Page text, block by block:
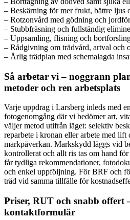
– Beskärning för mer frukt, bättre ljus
– Rotzonvård med gödning och
– Stubbfräsning och fullständig
– Uppsamling, flisning och
– Rådgivning om trädvård, artval och
– Årlig trädplan med schemalagda
Så arbetar vi – noggrann
metoder och ren arbetsplats
Varje uppdrag i Larsberg inleds med
fotogenomgång där vi bedömer art,
väljer metod utifrån läget: selektiv
reparbete i kronan eller arbete med lift
markpåverkan. Markskydd läggs vid
kontrollerat och allt ris tas om hand
får tydliga rekommendationer,
och enkel uppföljning. För BRF och
träd vid samma tillfälle för
Priser, RUT och snabb offert
kontaktformulär